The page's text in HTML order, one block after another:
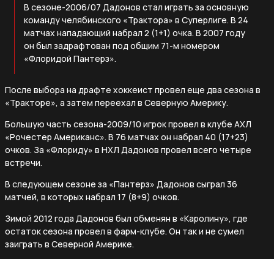
В сезоне-2006/07 Дадонов стал играть за основную
команду челябинского «Трактора» в Суперлиге. В 24
матчах нападающий набрал 2 (1+1) очка. В 2007 году
он был задрафтован под общим 71-м номером
«Флоридой Пантерз».
После выбора на драфте хоккеист провел еще два сезона в
«Тракторе», а затем переехал в Северную Америку.
Большую часть сезона-2009/10 игрок провел в клубе АХЛ
«Рочестер Американс». В 76 матчах он набрал 40 (17+23)
очков. За «Флориду» в НХЛ Дадонов провел всего четыре
встречи.
В следующем сезоне за «Пантерз» Дадонов сыграл 36
матчей, в которых набрал 17 (8+9) очков.
Зимой 2012 года Дадонов был обменян в «Каролину», где
остаток сезона провел в фарм-клубе. Он так и не сумел
заиграть в Северной Америке.